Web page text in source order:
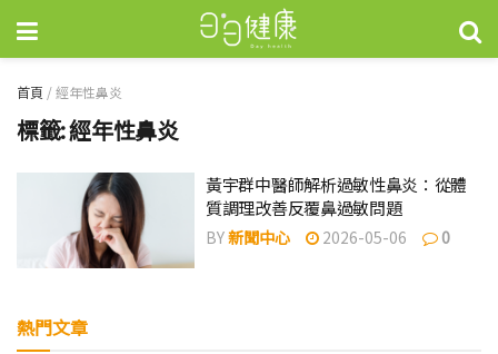
首頁 /經年性鼻炎
標籤:經年性鼻炎
黃宇群中醫師解析過敏性鼻炎：從體
質調理改善反覆鼻過敏問題
BY新聞中心 2026-05-06 0
熱門文章